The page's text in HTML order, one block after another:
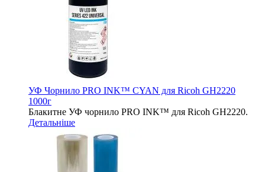
УФ Чорнило PRO INK™ CYAN для Ricoh GH2220
1000г
Блакитне УФ чорнило PRO INK™ для Ricoh GH2220.
Детальніше